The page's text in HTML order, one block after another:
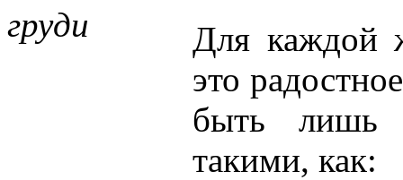
Для каждой
это
быть лишь
такими, как: